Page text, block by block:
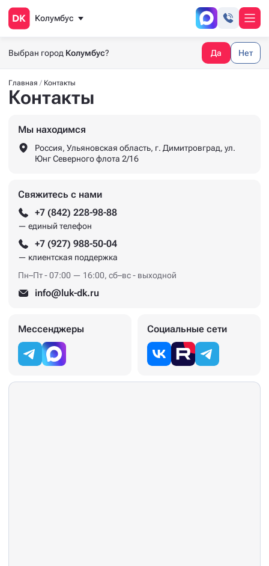
Колумбус
Выбран город Колумбус? Да Нет
Главная Контакты
Контакты
Мы находимся
Россия, Ульяновская область, г. Димитровград, ул.
Юнг Северного флота 2/16
Свяжитесь с нами
+7 (842) 228-98-88
— единый телефон
+7 (927) 988-50-04
— клиентская поддержка
Пн–Пт - 07:00 — 16:00, сб–вс - выходной
info@luk-dk.ru
Мессенджеры Социальные сети